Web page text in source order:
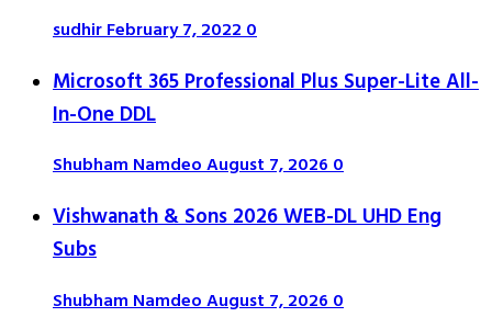
sudhirFebruary 7, 20220
Microsoft 365 Professional Plus Super-Lite All-
In-One DDL
Shubham NamdeoAugust 7, 20260
Vishwanath & Sons 2026 WEB-DL UHD Eng
Subs
Shubham NamdeoAugust 7, 20260